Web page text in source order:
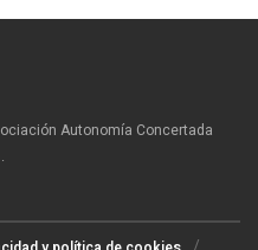
Autonomía Concertada
.